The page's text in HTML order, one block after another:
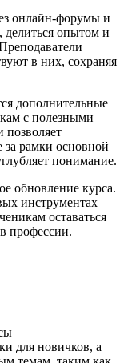
онлайн-форумы и
делиться опытом и
в них, сохраняя
дополнительные
с полезными
позволяет
за рамки основной
понимание.
обновление курса.
инструментах
оставаться
профессии.
для новичков, а